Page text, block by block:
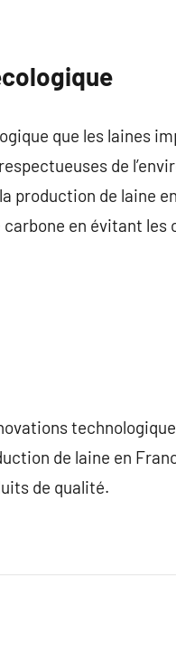
que les laines
de
production de laine
en évitant les
de laine en
de qualité.